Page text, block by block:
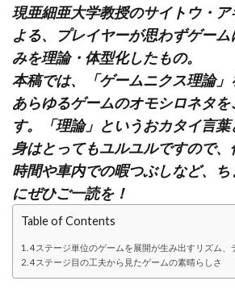
現亜細亜大学教授のサイトウ・
よる、プレイヤーが思わずゲー
みを理論・体型化したもの。
本稿では、「ゲームニクス理論
あらゆるゲームのオモシロネタ
す。「理論」というおカタイ言
身はとってもユルユルですので
時間や車内での暇つぶしなど、
にぜひご一読を！
Table of Contents
4ステージ単位のゲームを展開が生み出すリズム、
4ステージ目の工夫から見たゲームの素晴らしさ